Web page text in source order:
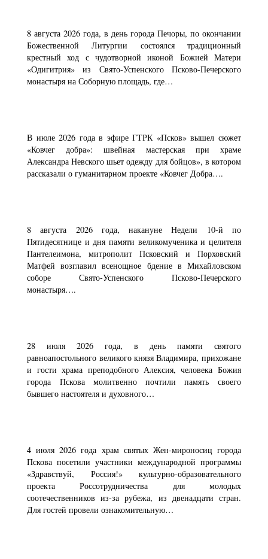
8 августа 2026 года, в день города Печоры, по окончании
Божественной Литургии состоялся традиционный
крестный ход с чудотворной иконой Божией Матери
«Одигитрия» из Свято-Успенского Псково-Печерского
монастыря на Соборную площадь, где…
В июле 2026 года в эфире ГТРК «Псков» вышел сюжет
«Ковчег добра»: швейная мастерская при храме
Александра Невского шьет одежду для бойцов», в котором
рассказали о гуманитарном проекте «Ковчег Добра….
8 августа 2026 года, накануне Недели 10-й по
Пятидесятнице и дня памяти великомученика и целителя
Пантелеимона, митрополит Псковский и Порховский
Матфей возглавил всенощное бдение в Михайловском
соборе Свято-Успенского Псково-Печерского
монастыря….
28 июля 2026 года, в день памяти святого
равноапостольного великого князя Владимира, прихожане
и гости храма преподобного Алексия, человека Божия
города Пскова молитвенно почтили память своего
бывшего настоятеля и духовного…
4 июля 2026 года храм святых Жен-мироносиц города
Пскова посетили участники международной программы
«Здравствуй, Россия!» культурно-образовательного
проекта Россотрудничества для молодых
соотечественников из-за рубежа, из двенадцати стран.
Для гостей провели ознакомительную…